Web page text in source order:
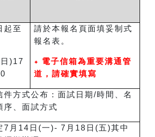
起至
)17
請於本報名頁面填妥制式
報名表。
✦
電子信箱為重要溝通管
道，請確實填寫
件方式公布：面試日期/時間、名
序、面試方式
7月14日(一)- 7月18日(五)其中